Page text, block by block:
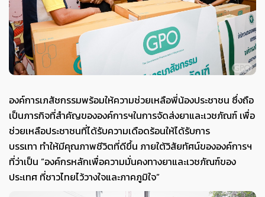
องค์การเภสัชกรรมพร้อมให้ความช่วยเหลือพี่น้องประชาชน ซึ่งถือ
เป็นภารกิจที่สำคัญขององค์การฯในการจัดส่งยาและเวชภัณฑ์ เพื่อ
ช่วยเหลือประชาชนที่ได้รับความเดือดร้อนให้ได้รับการ
บรรเทา ทำให้มีคุณภาพชีวิตที่ดีขึ้น ภายใต้วิสัยทัศน์ขององค์การฯ
ที่ว่าเป็น “องค์กรหลักเพื่อความมั่นคงทางยาและเวชภัณฑ์ของ
ประเทศ ที่ชาวไทยไว้วางใจและภาคภูมิใจ”